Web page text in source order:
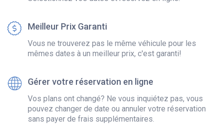
Meilleur Prix Garanti
Vous ne trouverez pas le même véhicule pour les
mêmes dates à un meilleur prix, c'est garanti!
Gérer votre réservation en ligne
Vos plans ont changé? Ne vous inquiétez pas, vous
pouvez changer de date ou annuler votre réservation
sans payer de frais supplémentaires.